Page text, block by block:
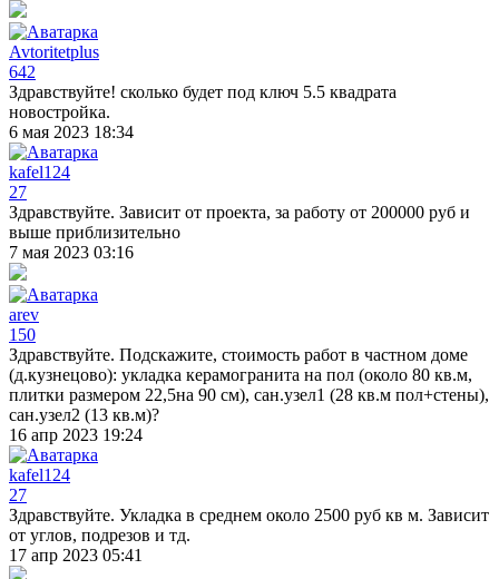
Avtoritetplus
642
Здравствуйте! сколько будет под ключ 5.5 квадрата
новостройка.
6 мая 2023 18:34
kafel124
27
Здравствуйте. Зависит от проекта, за работу от 200000 руб и
выше приблизительно
7 мая 2023 03:16
arev
150
Здравствуйте. Подскажите, стоимость работ в частном доме
(д.кузнецово): укладка керамогранита на пол (около 80 кв.м,
плитки размером 22,5на 90 см), сан.узел1 (28 кв.м пол+стены),
сан.узел2 (13 кв.м)?
16 апр 2023 19:24
kafel124
27
Здравствуйте. Укладка в среднем около 2500 руб кв м. Зависит
от углов, подрезов и тд.
17 апр 2023 05:41